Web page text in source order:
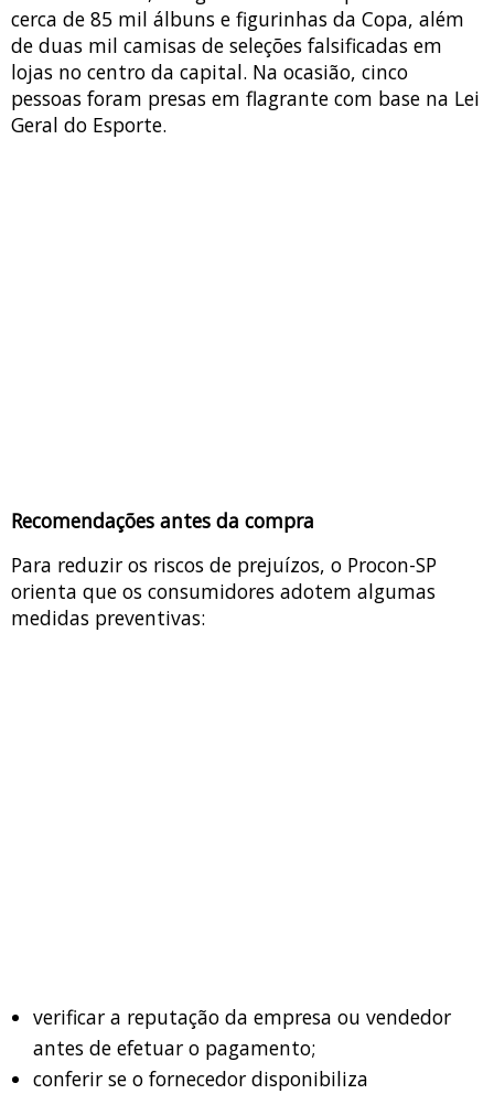
cerca de 85 mil álbuns e figurinhas da Copa, além
de duas mil camisas de seleções falsificadas em
lojas no centro da capital. Na ocasião, cinco
pessoas foram presas em flagrante com base na Lei
Geral do Esporte.
Recomendações antes da compra
Para reduzir os riscos de prejuízos, o Procon-SP
orienta que os consumidores adotem algumas
medidas preventivas:
verificar a reputação da empresa ou vendedor
antes de efetuar o pagamento;
conferir se o fornecedor disponibiliza